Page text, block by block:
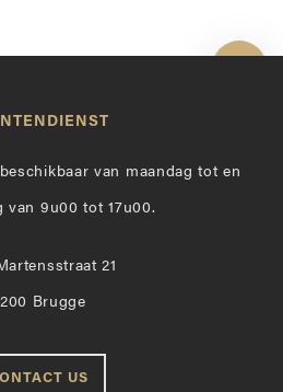
van maandag tot en
van 9u00 tot 17u00.
21
Brugge
US